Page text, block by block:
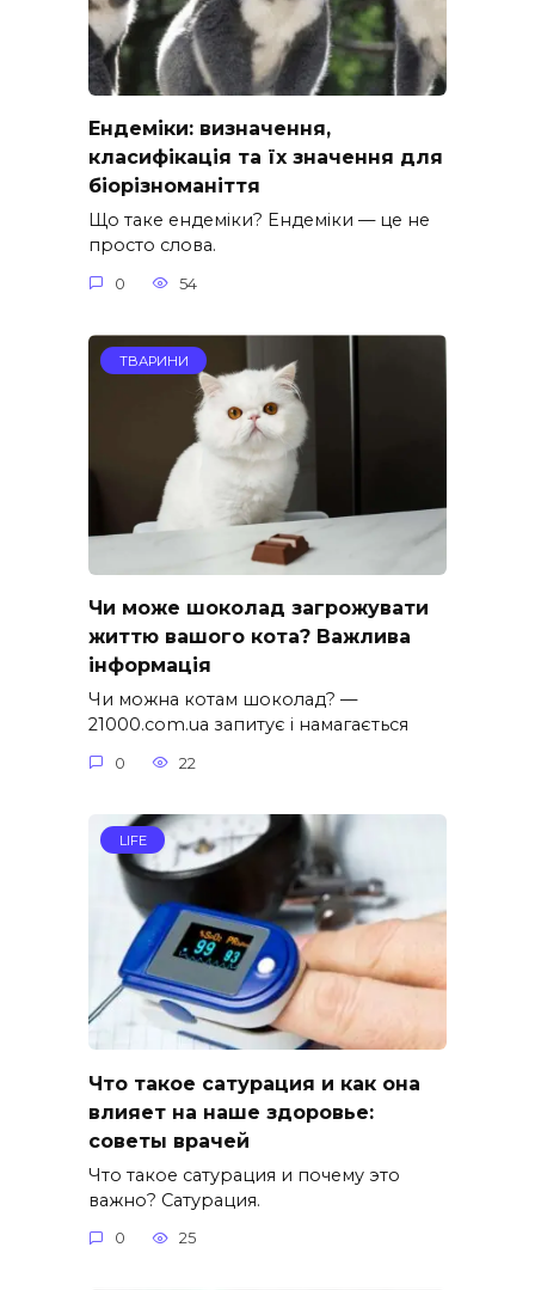
Ендеміки: визначення,
класифікація та їх значення для
біорізноманіття
Що таке ендеміки? Ендеміки — це не
просто слова.
0 54
ТВАРИНИ
Чи може шоколад загрожувати
життю вашого кота? Важлива
інформація
Чи можна котам шоколад? —
21000.com.ua запитує і намагається
0 22
LIFE
Что такое сатурация и как она
влияет на наше здоровье:
советы врачей
Что такое сатурация и почему это
важно? Сатурация.
0 25